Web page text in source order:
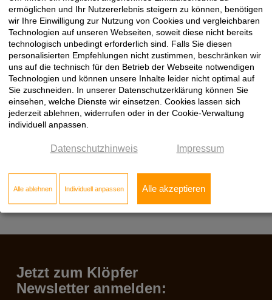
durch Plant-for-the-Planet. Ihre Punktespende kommt zu 100%
beim Empfänger an. Sie erhalten eine persönliche
Bestätigungsurkunde für Ihre Baumpflanzungen.
Machen Sie mit, pflanzen auch Sie Bäume für den
Klimaschutz!
Bäume spenden imKlöpfer PrämienShop
Bäume spenden beiPlant-for-the-Planet
Sie kennen das Klöpfer PrämienProgramm noch nicht? Alle
Jetzt zum Klöpfer
Newsletter anmelden:
ermöglichen und Ihr Nutzererlebnis steigern zu können, benötigen
wir Ihre Einwilligung zur Nutzung von Cookies und vergleichbaren
Technologien auf unseren Webseiten, soweit diese nicht bereits
technologisch unbedingt erforderlich sind. Falls Sie diesen
personalisierten Empfehlungen nicht zustimmen, beschränken wir
uns auf die technisch für den Betrieb der Webseite notwendigen
Technologien und können unsere Inhalte leider nicht optimal auf
Sie zuschneiden. In unserer Datenschutzerklärung können Sie
einsehen, welche Dienste wir einsetzen. Cookies lassen sich
jederzeit ablehnen, widerrufen oder in der Cookie-Verwaltung
individuell anpassen.
Datenschutzhinweis Impressum
Alle ablehnen Individuell anpassen Alle akzeptieren